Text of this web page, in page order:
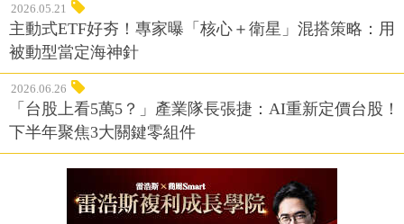
2026.05.21
主動式ETF好夯！專家曝「核心＋衛星」混搭策略：用
被動型當定海神針
2026.06.26
「台股上看5萬5？」產業隊長張捷：AI重新定價台股！
下半年聚焦3大關鍵零組件